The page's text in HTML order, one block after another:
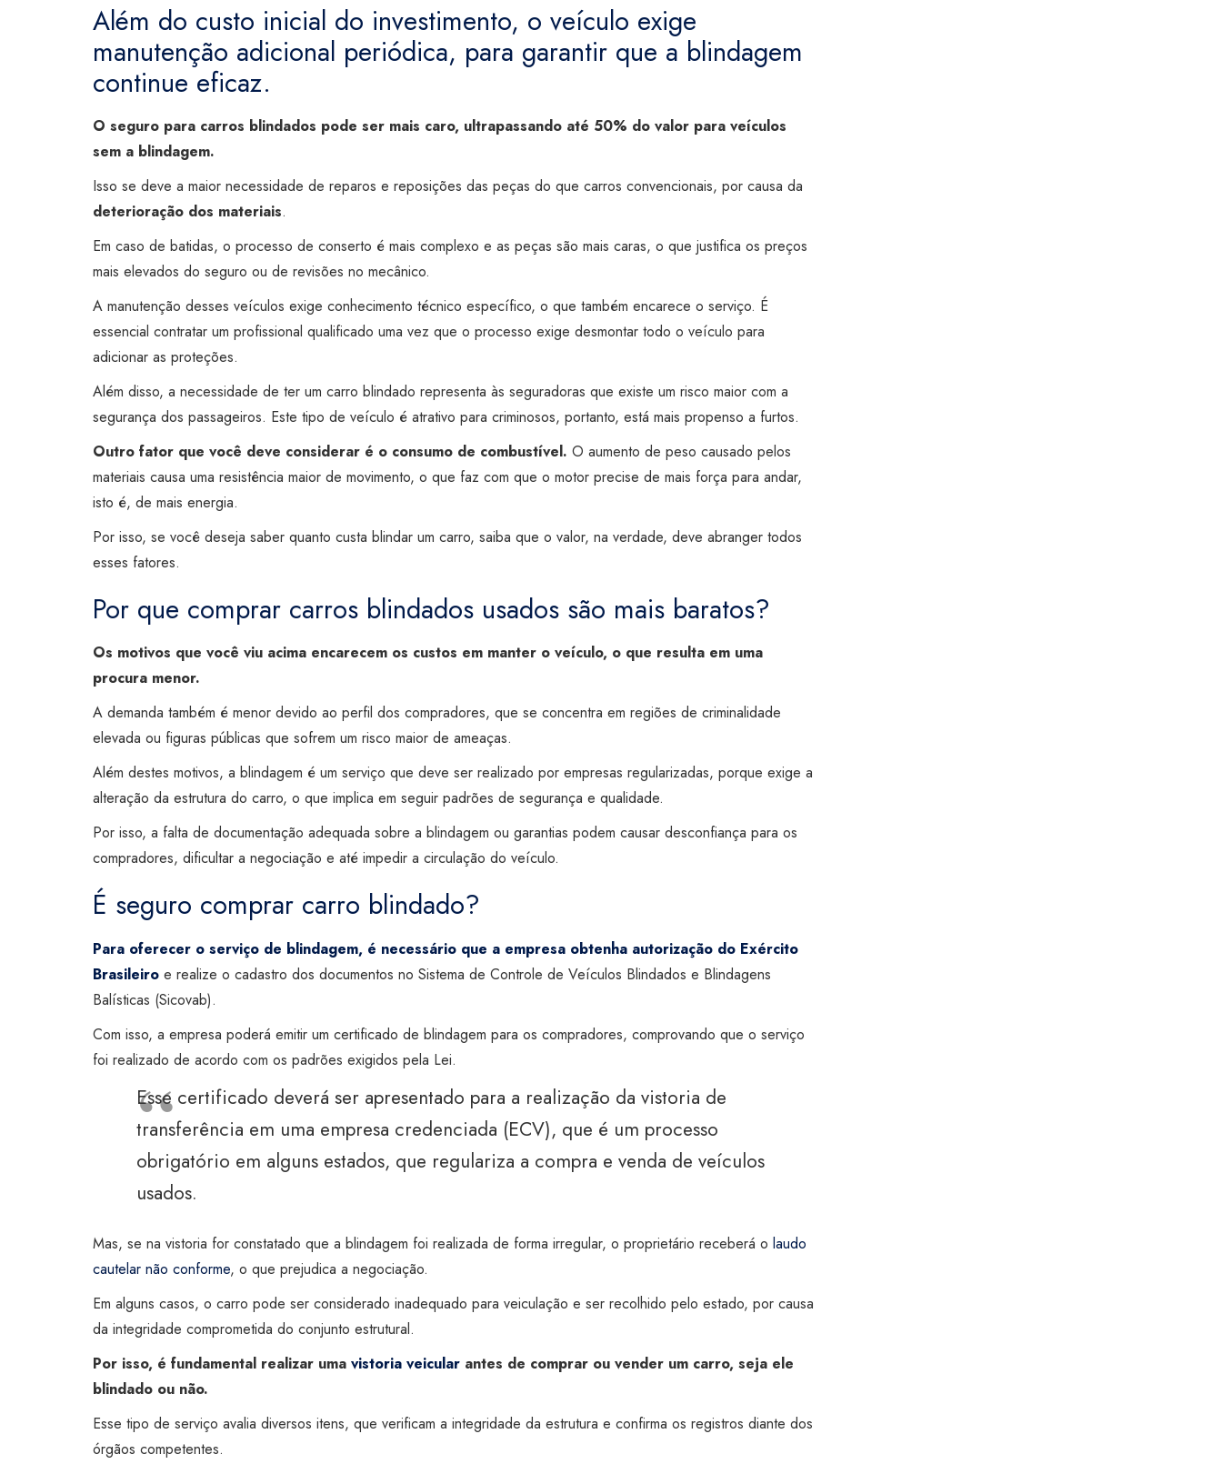
Além do custo inicial do investimento, o veículo exige
manutenção adicional periódica, para garantir que a blindagem
continue eficaz.
O seguro para carros blindados pode ser mais caro, ultrapassando até 50% do valor para veículos
sem a blindagem.
Isso se deve a maior necessidade de reparos e reposições das peças do que carros convencionais, por causa da
deterioração dos materiais.
Em caso de batidas, o processo de conserto é mais complexo e as peças são mais caras, o que justifica os preços
mais elevados do seguro ou de revisões no mecânico.
A manutenção desses veículos exige conhecimento técnico específico, o que também encarece o serviço. É
essencial contratar um profissional qualificado uma vez que o processo exige desmontar todo o veículo para
adicionar as proteções.
Além disso, a necessidade de ter um carro blindado representa às seguradoras que existe um risco maior com a
segurança dos passageiros. Este tipo de veículo é atrativo para criminosos, portanto, está mais propenso a furtos.
Outro fator que você deve considerar é o consumo de combustível. O aumento de peso causado pelos
materiais causa uma resistência maior de movimento, o que faz com que o motor precise de mais força para andar,
isto é, de mais energia.
Por isso, se você deseja saber quanto custa blindar um carro, saiba que o valor, na verdade, deve abranger todos
esses fatores.
Por que comprar carros blindados usados são mais baratos?
Os motivos que você viu acima encarecem os custos em manter o veículo, o que resulta em uma
procura menor.
A demanda também é menor devido ao perfil dos compradores, que se concentra em regiões de criminalidade
elevada ou figuras públicas que sofrem um risco maior de ameaças.
Além destes motivos, a blindagem é um serviço que deve ser realizado por empresas regularizadas, porque exige a
alteração da estrutura do carro, o que implica em seguir padrões de segurança e qualidade.
Por isso, a falta de documentação adequada sobre a blindagem ou garantias podem causar desconfiança para os
compradores, dificultar a negociação e até impedir a circulação do veículo.
É seguro comprar carro blindado?
Para oferecer o serviço de blindagem, é necessário que a empresa obtenha autorização do Exército
Brasileiro e realize o cadastro dos documentos no Sistema de Controle de Veículos Blindados e Blindagens
Balísticas (Sicovab).
Com isso, a empresa poderá emitir um certificado de blindagem para os compradores, comprovando que o serviço
foi realizado de acordo com os padrões exigidos pela Lei.
Esse certificado deverá ser apresentado para a realização da vistoria de
transferência em uma empresa credenciada (ECV), que é um processo
obrigatório em alguns estados, que regulariza a compra e venda de veículos
usados.
Mas, se na vistoria for constatado que a blindagem foi realizada de forma irregular, o proprietário receberá o laudo
cautelar não conforme, o que prejudica a negociação.
Em alguns casos, o carro pode ser considerado inadequado para veiculação e ser recolhido pelo estado, por causa
da integridade comprometida do conjunto estrutural.
Por isso, é fundamental realizar uma vistoria veicular antes de comprar ou vender um carro, seja ele
blindado ou não.
Esse tipo de serviço avalia diversos itens, que verificam a integridade da estrutura e confirma os registros diante dos
órgãos competentes.